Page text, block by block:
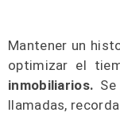
Mantener un
optimizar el
inmobiliarios.
llamadas,